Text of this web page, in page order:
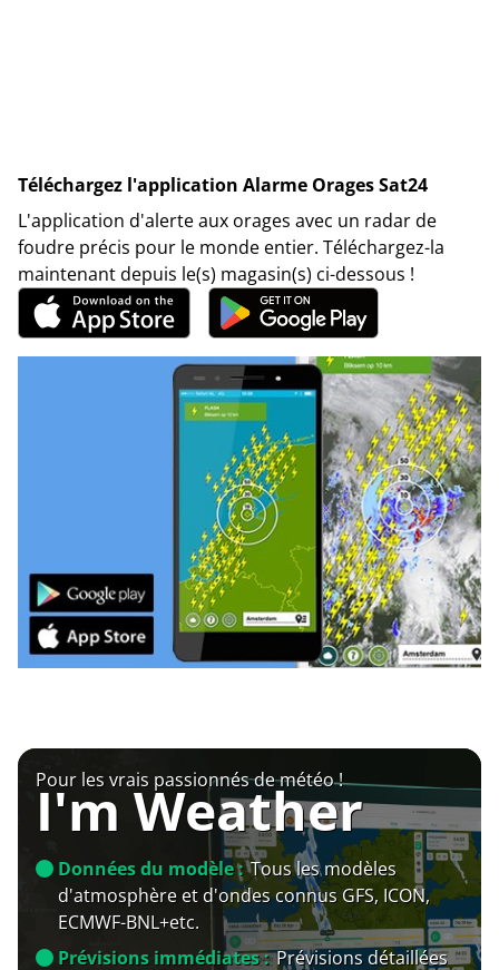
Téléchargez l'application Alarme Orages Sat24
L'application d'alerte aux orages avec un radar de
foudre précis pour le monde entier. Téléchargez-la
maintenant depuis le(s) magasin(s) ci-dessous !
Pour les vrais passionnés de météo !
I'm Weather
Données du modèle : Tous les modèles
d'atmosphère et d'ondes connus GFS, ICON,
ECMWF-BNL+etc.
Prévisions immédiates : Prévisions détaillées